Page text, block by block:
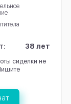
38 лет
сиделки не